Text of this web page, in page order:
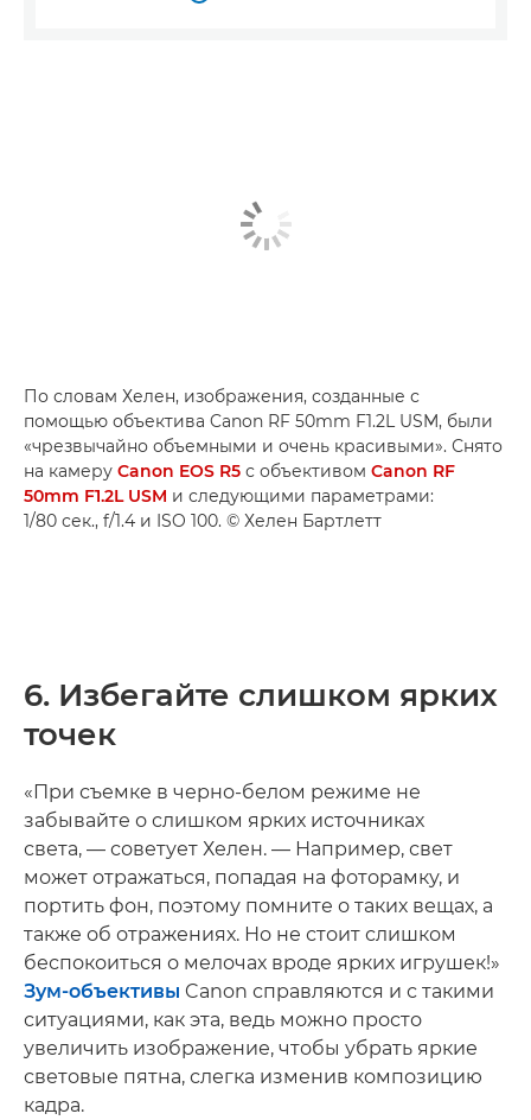
По словам Хелен, изображения, созданные с
помощью объектива Canon RF 50mm F1.2L USM, были
«чрезвычайно объемными и очень красивыми». Снято
на камеру Canon EOS R5 с объективом Canon RF
50mm F1.2L USM и следующими параметрами:
1/80 сек., f/1.4 и ISO 100. © Хелен Бартлетт
6. Избегайте слишком ярких
точек
«При съемке в черно-белом режиме не
забывайте о слишком ярких источниках
света, — советует Хелен. — Например, свет
может отражаться, попадая на фоторамку, и
портить фон, поэтому помните о таких вещах, а
также об отражениях. Но не стоит слишком
беспокоиться о мелочах вроде ярких игрушек!»
Зум-объективы Canon справляются и с такими
ситуациями, как эта, ведь можно просто
увеличить изображение, чтобы убрать яркие
световые пятна, слегка изменив композицию
кадра.